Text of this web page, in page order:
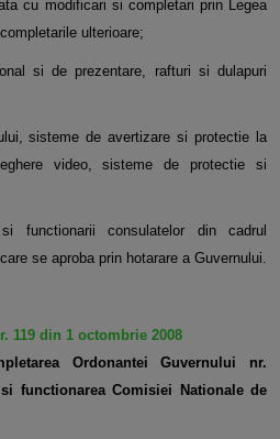
cu modificari si completari prin Legea
ulterioare;
si de prezentare, rafturi si dulapuri
sisteme de avertizare si protectie la
video, sisteme de protectie si
functionarii consulatelor din cadrul
se aproba prin hotarare a Guvernului.
119 din 1 octombrie 2008
Ordonantei Guvernului nr.
functionarea Comisiei Nationale de